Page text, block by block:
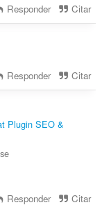
Responder Citar
Responder Citar
Plugin SEO &
Responder Citar